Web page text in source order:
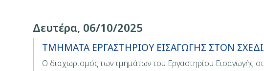
Δευτέρα, 06/10/2025
ΤΜΗΜΑΤΑ ΕΡΓΑΣΤΗΡΙΟΥ ΕΙΣΑΓΩΓΗΣ ΣΤΟΝ
Ο διαχωρισμός των τμημάτων του Εργαστηρίου Εισαγωγής